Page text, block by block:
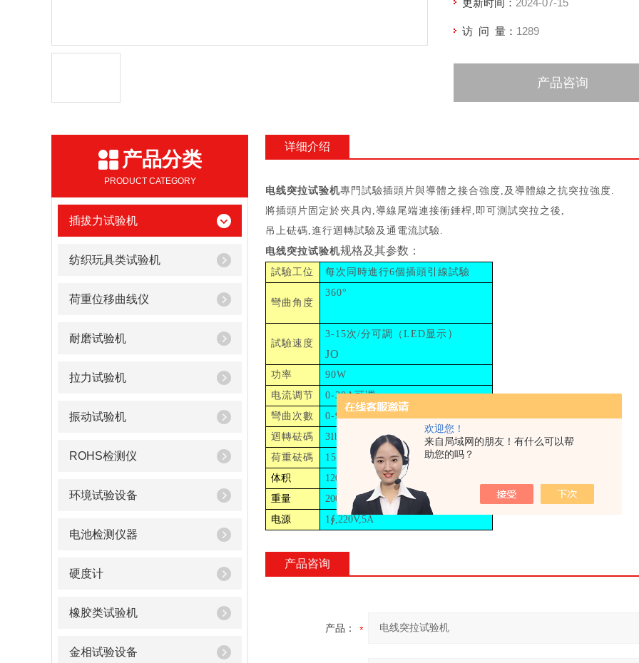
欢迎您！
来自局域网的朋友！有什么可以帮
助您的吗？
更新时间： 2024-07-15
访 问 量： 1289
产品咨询
产品分类
PRODUCT CATEGORY
插拔力试验机
纺织玩具类试验机
荷重位移曲线仪
耐磨试验机
拉力试验机
振动试验机
ROHS检测仪
环境试验设备
电池检测仪器
硬度计
橡胶类试验机
金相试验设备
详细介绍
电线突拉试验机專門試驗插頭片與導體之接合強度, 及導體線之抗突拉強度.
將插頭片固定於夾具內 ,導線尾端連接衝錘桿, 即可測試突拉之後 ,
吊上砝碼,進行迴轉試驗及通電流試驗.
电线突拉试验机规格及其参数：
試驗工位 每次同時進行6個插頭引線試驗
彎曲角度
360°
試驗速度
3-15次/分可調 （LED显示 ）
JO
功率
90W
电流调节
0-30A可调
彎曲次數
0-999999可设定
迴轉砝碼
3lb*6
荷重砝碼
15lb*6
体积
1200（L）*500（D）*1600
重量
200kg
电源
1∮,220V,5A
产品咨询
产品：